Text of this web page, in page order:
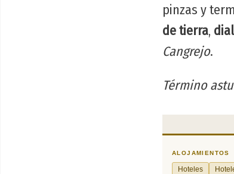
pinzas y
de tierra,
Cangrejo.
Término